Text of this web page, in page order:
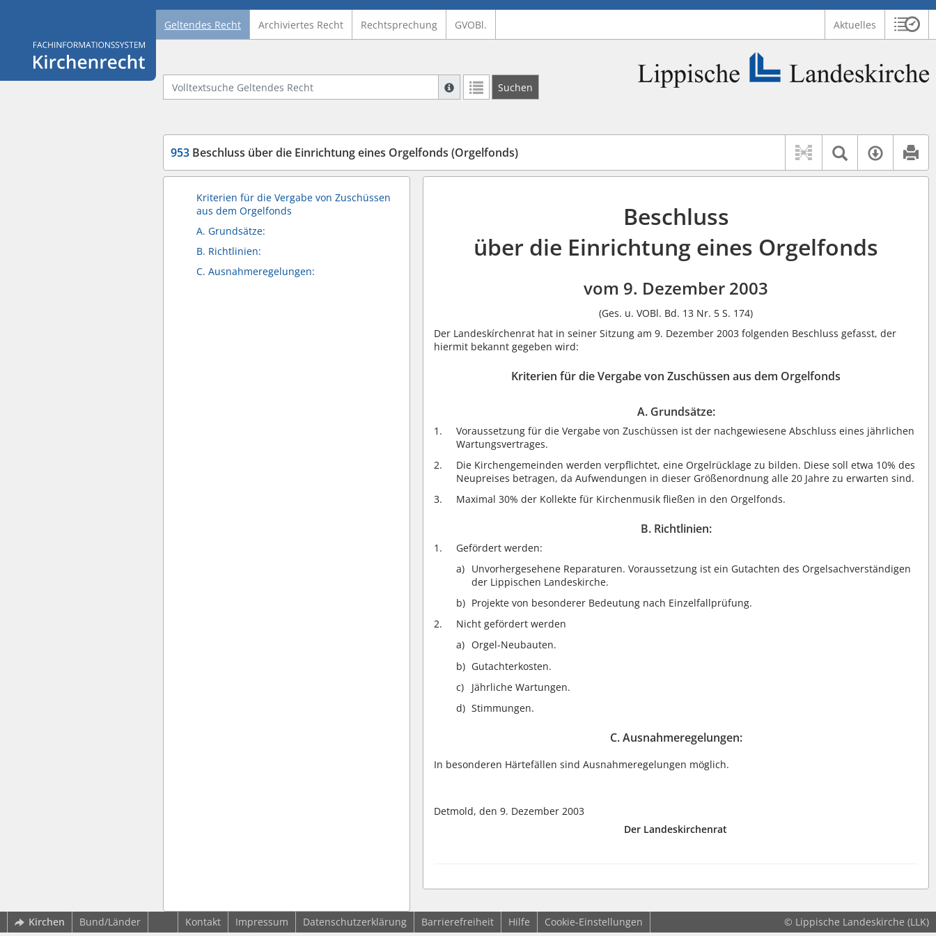
Logo Fachinformationssystem Kirchenrecht
Geltendes Recht Archiviertes Recht Rechtsprechung GVOBl. Aktuelles
Volltextsuche Geltendes Recht
Suche mit Platzhalter "*", Bsp. Pfarrer*, findet auch: "Pfarrerinitiative" oder "Pfarrerausschuss".
Suchen
Logo Lippische Landeskirche
953 Beschluss über die Einrichtung eines Orgelfonds (Orgelfonds) Textsuche
Kriterien für die Vergabe von Zuschüssen
aus dem Orgelfonds
A. Grundsätze:
B. Richtlinien:
C. Ausnahmeregelungen:
Beschluss
über die Einrichtung eines Orgelfonds
vom 9. Dezember 2003
(Ges. u. VOBl. Bd. 13 Nr. 5 S. 174)
Der Landeskírchenrat hat in seiner Sitzung am 9. Dezember 2003 folgenden Beschluss gefasst, der
hiermit bekannt gegeben wird:
Kriterien für die Vergabe von Zuschüssen aus dem Orgelfonds
A. Grundsätze:
Voraussetzung für die Vergabe von Zuschüssen ist der nachgewiesene Abschluss eines jährlichen
Wartungsvertrages.
Die Kirchengemeinden werden verpflichtet, eine Orgelrücklage zu bilden. Diese soll etwa 10% des
Neupreises betragen, da Aufwendungen in dieser Größenordnung alle 20 Jahre zu erwarten sind.
Maximal 30% der Kollekte für Kirchenmusik fließen in den Orgelfonds.
B. Richtlinien:
Gefördert werden:
Unvorhergesehene Reparaturen. Voraussetzung ist ein Gutachten des Orgelsachverständigen
der Lippischen Landeskirche.
Projekte von besonderer Bedeutung nach Einzelfallprüfung.
Nicht gefördert werden
Orgel-Neubauten.
Gutachterkosten.
Jährliche Wartungen.
Stimmungen.
C. Ausnahmeregelungen:
In besonderen Härtefällen sind Ausnahmeregelungen möglich.
Detmold, den 9. Dezember 2003
Der Landeskirchenrat
Kirchen Bund/Länder Kontakt Impressum Datenschutzerklärung Barrierefreiheit Hilfe Cookie-Einstellungen © Lippische Landeskirche (LLK)